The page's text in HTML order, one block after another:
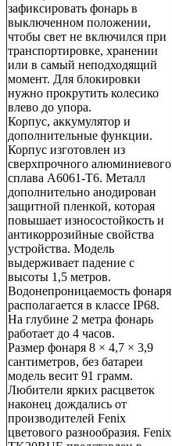
зафиксировать фонарь в
выключенном положении,
чтобы свет не включился при
транспортировке, хранении
или в самый неподходящий
момент. Для блокировки
нужно прокрутить колесико
влево до упора.
Корпус, аккумулятор и
дополнительные функции.
Корпус изготовлен из
сверхпрочного алюминиевого
сплава A6061-T6. Металл
дополнительно анодирован
защитной пленкой, которая
повышает износостойкость и
антикоррозийные свойства
устройства. Модель
выдерживает падение с
высоты 1,5 метров.
Водонепроницаемость фонаря
располагается в классе IP68.
На глубине 2 метра фонарь
работает до 4 часов.
Размер фонаря 8 × 4,7 × 3,9
сантиметров, без батареи
модель весит 91 грамм.
Любители ярких расцветок
наконец дождались от
производителей Fenix
цветового разнообразия. Fenix